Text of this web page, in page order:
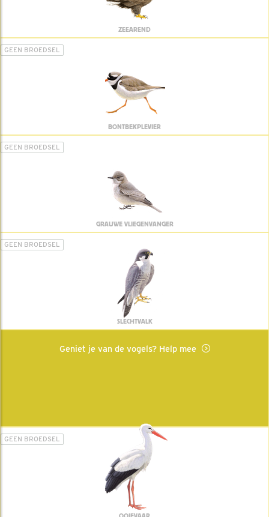
ZEEAREND
GEEN BROEDSEL
BONTBEKPLEVIER
GEEN BROEDSEL
GRAUWE VLIEGENVANGER
GEEN BROEDSEL
SLECHTVALK
Geniet je van de vogels? Help mee
GEEN BROEDSEL